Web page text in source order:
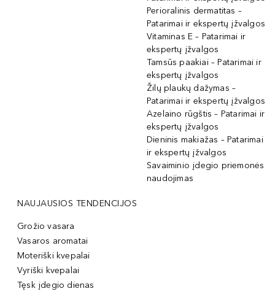
Perioralinis dermatitas –
Patarimai ir ekspertų įžvalgos
Vitaminas E – Patarimai ir
ekspertų įžvalgos
Tamsūs paakiai – Patarimai ir
ekspertų įžvalgos
Žilų plaukų dažymas –
Patarimai ir ekspertų įžvalgos
Azelaino rūgštis – Patarimai ir
ekspertų įžvalgos
Dieninis makiažas – Patarimai
ir ekspertų įžvalgos
Savaiminio įdegio priemonės
naudojimas
NAUJAUSIOS TENDENCIJOS
Grožio vasara
Vasaros aromatai
Moteriški kvepalai
Vyriški kvepalai
Tęsk įdegio dienas